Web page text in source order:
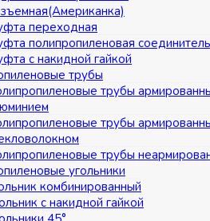
переходная
полипропиленовая
с накидной гайкой
трубы
трубы
трубы
трубы
угольники
комбинированный
с накидной гайкой